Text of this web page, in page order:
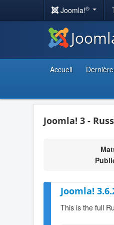
Joomla!®
Accueil
Joomla! 3 -
Joomla!
This is the full